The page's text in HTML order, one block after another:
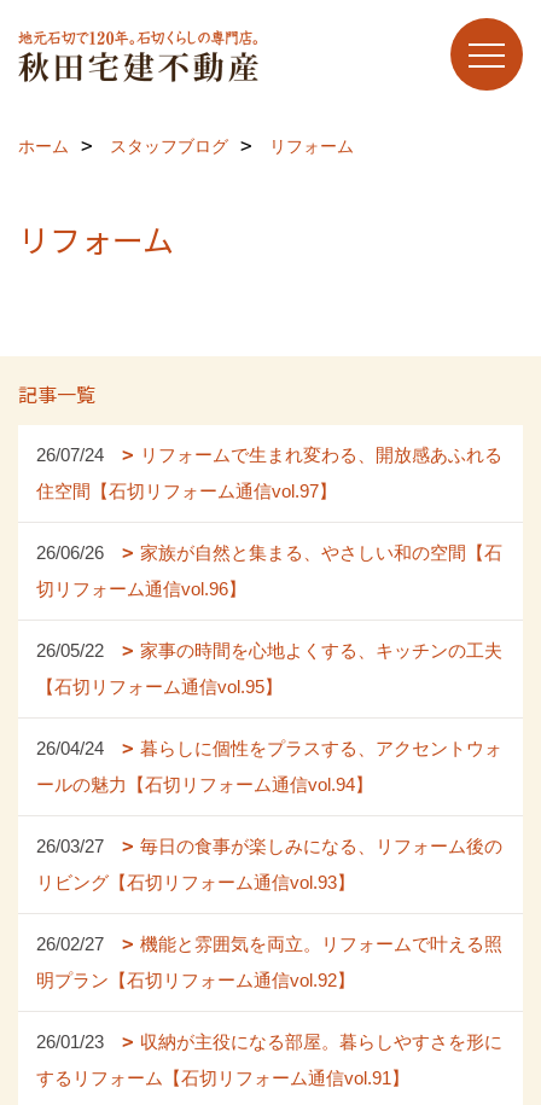
ホーム スタッフブログ リフォーム
リフォーム
記事一覧
26/07/24
リフォームで生まれ変わる、開放感あふれる
住空間【石切リフォーム通信vol.97】
26/06/26
家族が自然と集まる、やさしい和の空間【石
切リフォーム通信vol.96】
26/05/22
家事の時間を心地よくする、キッチンの工夫
【石切リフォーム通信vol.95】
26/04/24
暮らしに個性をプラスする、アクセントウォ
ールの魅力【石切リフォーム通信vol.94】
26/03/27
毎日の食事が楽しみになる、リフォーム後の
リビング【石切リフォーム通信vol.93】
26/02/27
機能と雰囲気を両立。リフォームで叶える照
明プラン【石切リフォーム通信vol.92】
26/01/23
収納が主役になる部屋。暮らしやすさを形に
するリフォーム【石切リフォーム通信vol.91】